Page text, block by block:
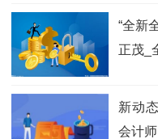
“全新
正茂_
新动
会计师